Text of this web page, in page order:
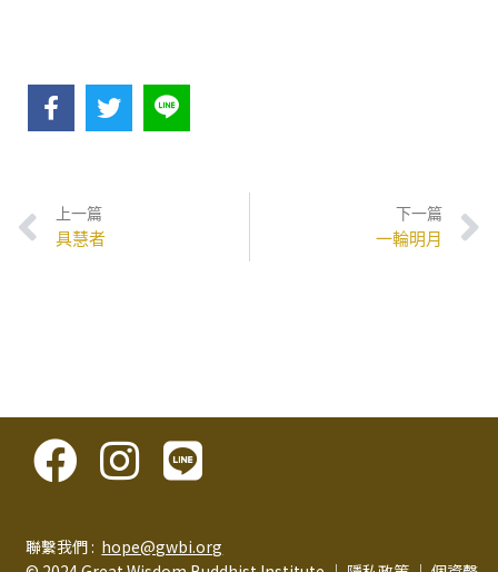
上一篇
具慧者
下一篇
一輪明月
聯繫我們 : hope@gwbi.org